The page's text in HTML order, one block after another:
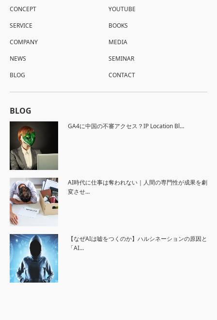
CONCEPT
SERVICE
COMPANY
NEWS
BLOG
YOUTUBE
BOOKS
MEDIA
SEMINAR
CONTACT
BLOG
GA4に中国の不審アクセス？IP Location Bl…
AI時代に仕事は奪われない｜人間の専門性が成果を劇
変させ…
【なぜAIは嘘をつくのか】ハルシネーションの原因と
「AI…